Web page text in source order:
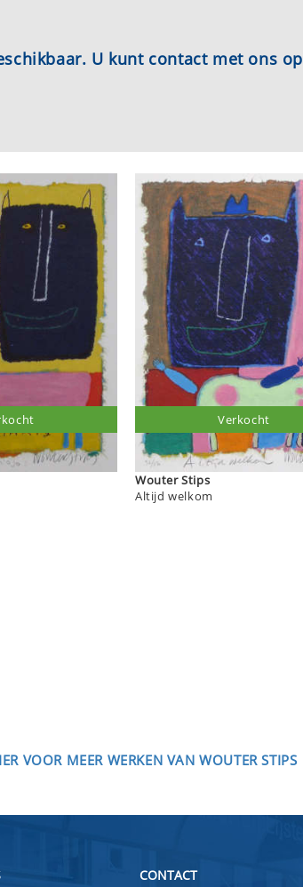
U kunt contact met ons
Wouter Stips
Altijd welkom
Verkocht
VOOR MEER WERKEN VAN WOUTER STIPS
CONTACT